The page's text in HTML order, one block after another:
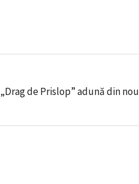
„Drag de Prislop” adună din